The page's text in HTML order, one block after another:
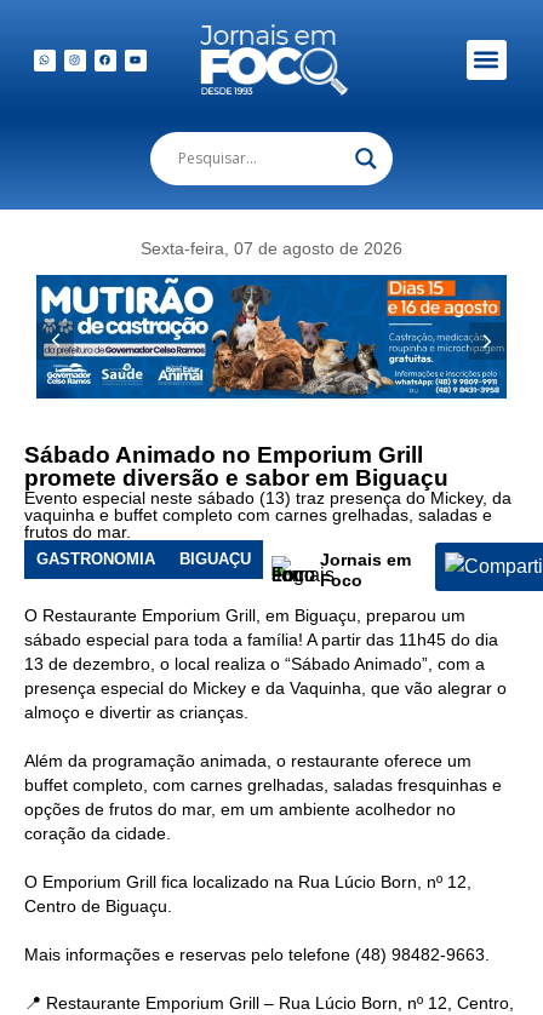
Sexta-feira, 07 de agosto de 2026
Sábado Animado no Emporium Grill
promete diversão e sabor em Biguaçu
Evento especial neste sábado (13) traz presença do Mickey, da
vaquinha e buffet completo com carnes grelhadas, saladas e
frutos do mar.
GASTRONOMIA BIGUAÇU
Jornais em
Foco
Sábado
animado
no
Restaurante
Emporium
O Restaurante Emporium Grill, em Biguaçu, preparou um
sábado especial para toda a família! A partir das 11h45 do dia
13 de dezembro, o local realiza o “Sábado Animado”, com a
presença especial do Mickey e da Vaquinha, que vão alegrar o
almoço e divertir as crianças.
Além da programação animada, o restaurante oferece um
buffet completo, com carnes grelhadas, saladas fresquinhas e
opções de frutos do mar, em um ambiente acolhedor no
coração da cidade.
O Emporium Grill fica localizado na Rua Lúcio Born, nº 12,
Centro de Biguaçu.
Mais informações e reservas pelo telefone (48) 98482-9663.
📍 Restaurante Emporium Grill – Rua Lúcio Born, nº 12, Centro,